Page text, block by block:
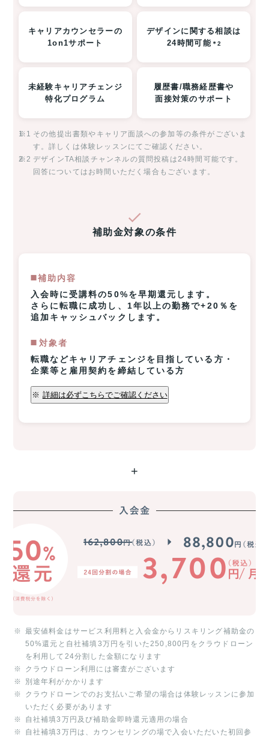
キャリアカウンセラーの
1on1サポート
デザインに関する相談は
24時間可能 ＊2
未経験キャリアチェンジ
特化プログラム
履歴書/職務経歴書や
面接対策のサポート
※1 その他提出書類やキャリア面談への参加等の条件がございま
す。詳しくは体験レッスンにてご確認ください。
※2 デザインTA相談チャンネルの質問投稿は24時間可能です。
回答についてはお時間いただく場合もございます。
補助金対象の条件
◼️補助内容
入会時に受講料の50%を早期還元します。
さらに転職に成功し、1年以上の勤務で+20％を
追加キャッシュバックします。
◼️️対象者
転職などキャリアチェンジを目指している方・
企業等と雇用契約を締結している方
※ 詳細は必ずこちらでご確認ください
+
最安値料金はサービス利用料と入会金からリスキリング補助金の
50%還元と自社補填3万円を引いた250,800円をクラウドローン
を利用して24分割した金額になります
クラウドローン利用には審査がございます
別途年利がかかります
クラウドローンでのお支払いご希望の場合は体験レッスンに参加
いただく必要があります
自社補填3万円及び補助金即時還元適用の場合
自社補填3万円は、カウンセリングの場で入会いただいた初回参